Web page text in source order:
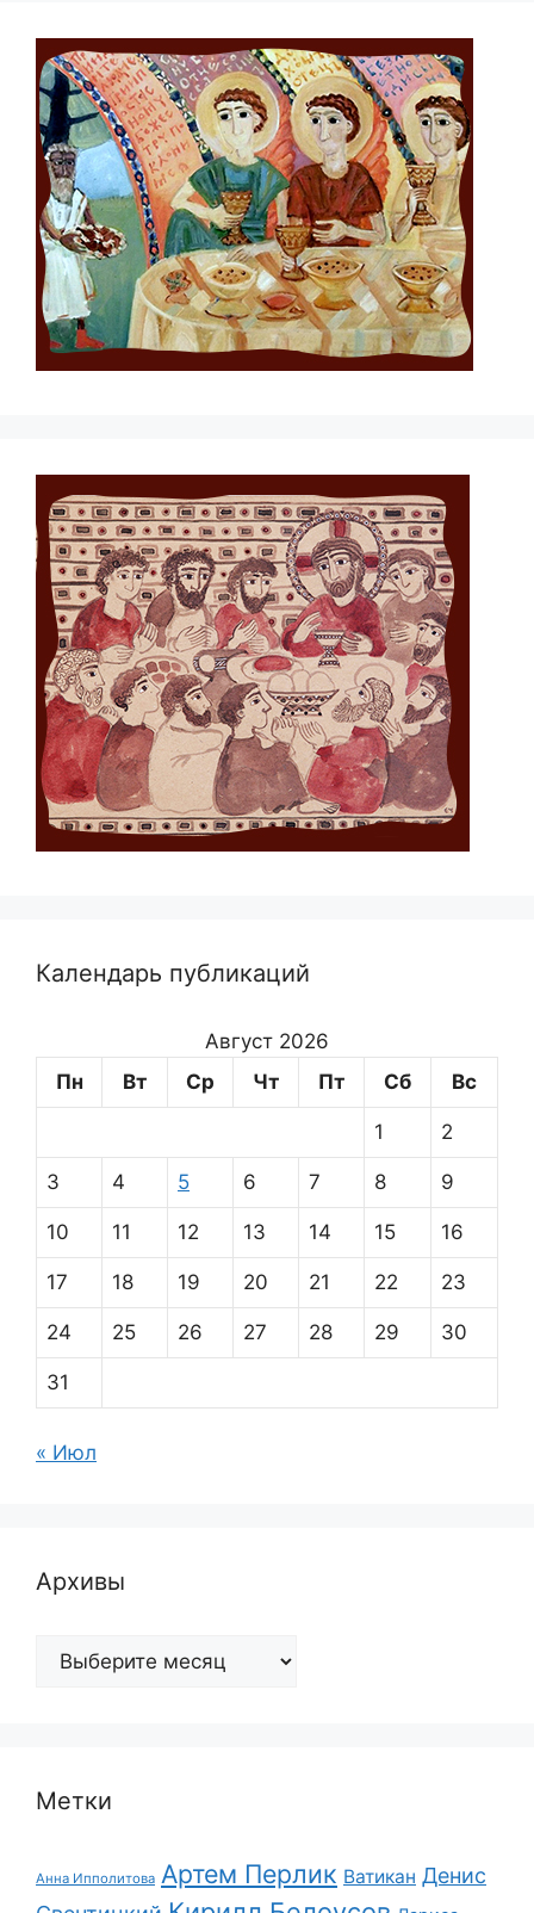
Календарь публикаций
Август 2026
Пн
Вт Ср Чт Пт Сб Вс
1 2
3 4 5 6 7 8 9
10 11 12 13 14 15 16
17 18 19 20 21 22 23
24 25 26 27 28 29 30
31
« Июл
Архивы
Архивы
Метки
Анна Ипполитова Артем Перлик Ватикан Денис